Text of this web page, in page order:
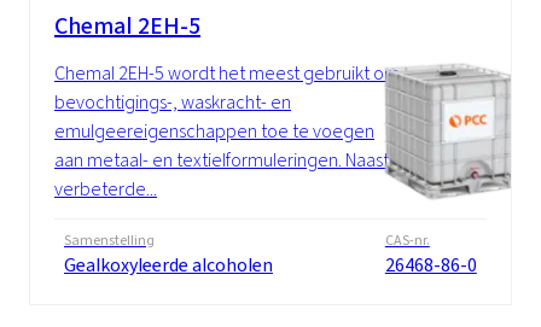
Chemal 2EH-5
Chemal 2EH-5 wordt het meest gebruikt om
bevochtigings-, waskracht- en
emulgeereigenschappen toe te voegen
aan metaal- en textielformuleringen. Naast
verbeterde...
Samenstelling
Gealkoxyleerde alcoholen
CAS-nr.
26468-86-0